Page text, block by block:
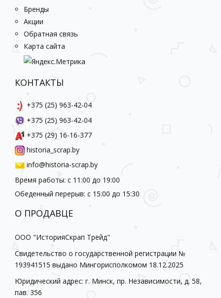
Бренды
Акции
Обратная связь
Карта сайта
КОНТАКТЫ
+375 (25) 963-42-04
+375 (25) 963-42-04
+375 (29) 16-16-377
historia_scrap.by
info@historia-scrap.by
Время работы: с 11:00 до 19:00
Обеденный перерыв: с 15:00 до 15:30
О ПРОДАВЦЕ
ООО "ИсторияСкрап Трейд"
Свидетельство о государственной регистрации №
193941515 выдано Мингорисполкомом 18.12.2025
Юридический адрес: г. Минск, пр. Независимости, д. 58,
пав. 356